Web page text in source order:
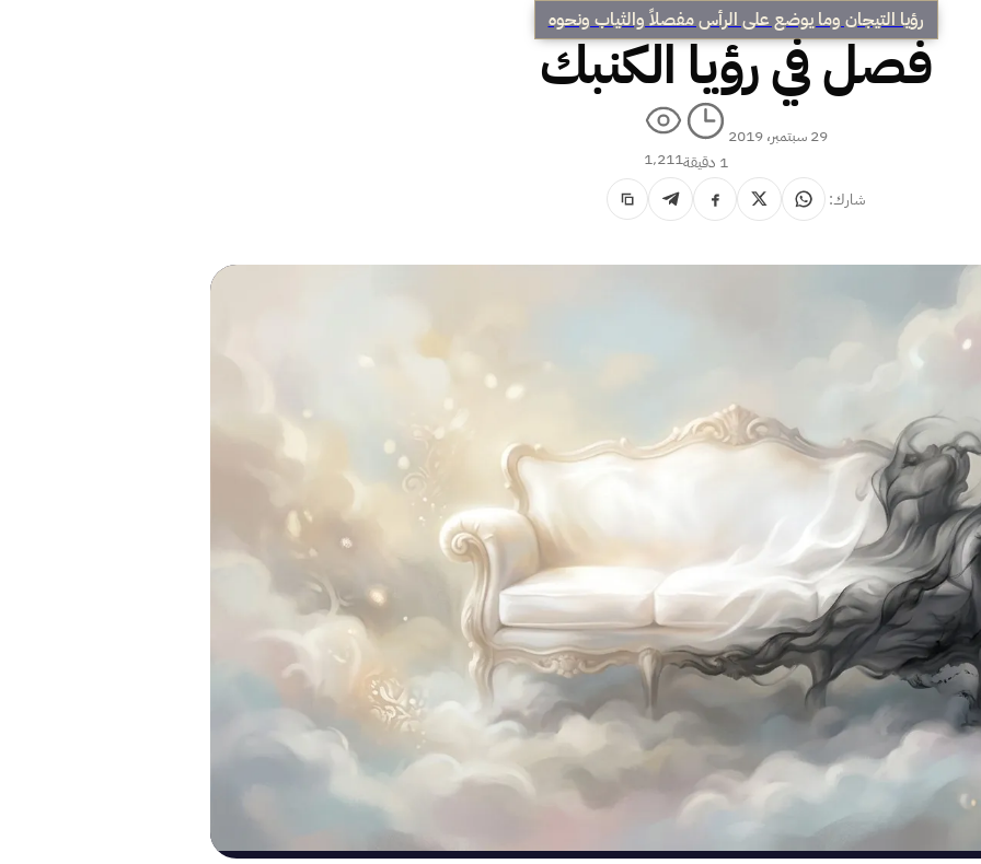
رؤيا التيجان وما يوضع على الرأس مفصلاً والثياب ونحوه
فصل في رؤيا الكنبك
29 سبتمبر، 2019
1 دقيقة
1٬211
شارك: